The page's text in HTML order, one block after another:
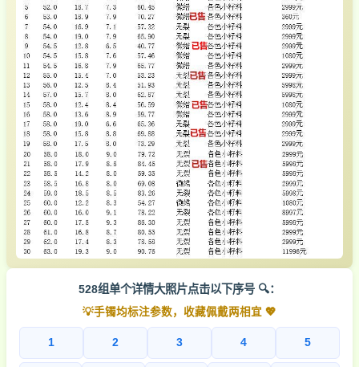
528组单个详情大照片点击以下序号 🔍：
💡手镯均标注参数，收藏佩戴两相宜 💖
1 2 3 4 5